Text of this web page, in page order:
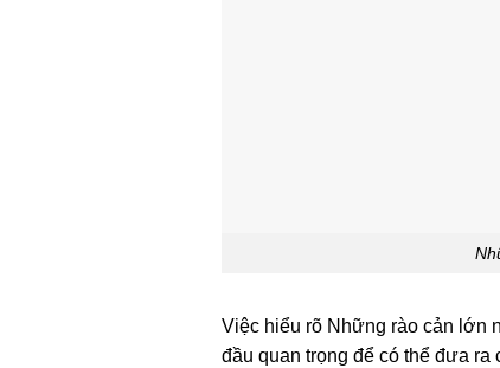
Việc hiểu rõ Những rào cản lớn
đầu quan trọng để có thể đưa